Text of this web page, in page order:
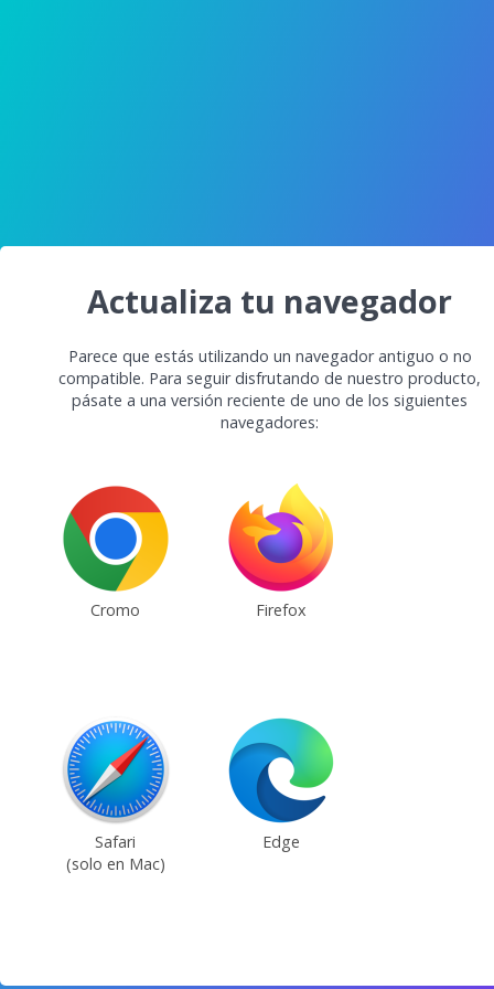
Actualiza tu navegador
Parece que estás utilizando un navegador antiguo o no
compatible. Para seguir disfrutando de nuestro producto,
pásate a una versión reciente de uno de los siguientes
navegadores:
Cromo Firefox
Safari
(solo en Mac)
Edge